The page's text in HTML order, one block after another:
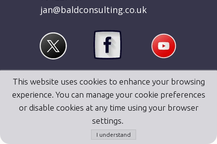
jan@baldconsulting.co.uk
This website uses cookies to enhance your browsing
experience. You can manage your cookie preferences
or disable cookies at any time using your browser
settings.
I understand